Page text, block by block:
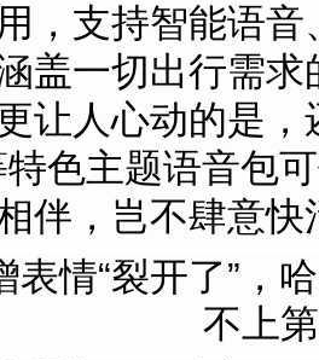
，支持智能语
盖一切出行需
让人心动的是，
特色主题语音包
伴，岂不肆意快